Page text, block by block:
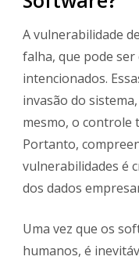
A vulnerabilidade
falha, que pode
intencionados.
invasão do
mesmo, o controle
Portanto,
vulnerabilidades é
dos dados
Uma vez que os
humanos, é